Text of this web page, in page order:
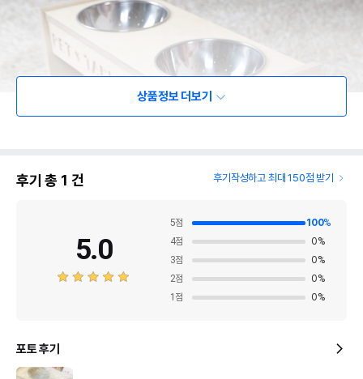
상품정보 더보기
후기 총 1 건 후기작성하고 최대 150점 받기
5.0
5점 100%
4점 0%
3점 0%
2점 0%
1 점 0%
포토 후기